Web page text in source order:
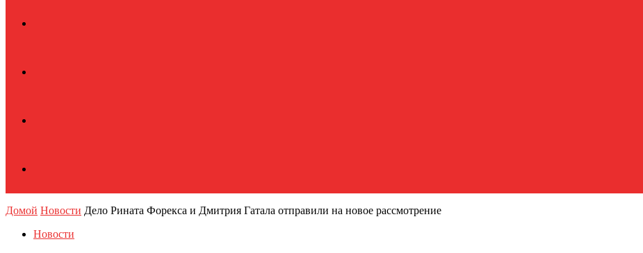
Домой Новости Дело Рината Форекса и Дмитрия Гатала отправили на новое рассмотрение
Новости